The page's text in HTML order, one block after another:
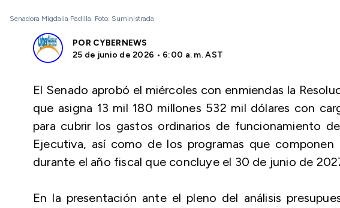
Senadora Migdalia Padilla. Foto: Suministrada
POR CYBERNEWS
25 de junio de 2026 • 6:00 a. m. AST
El Senado aprobó el miércoles con enmiendas la
que asigna 13 mil 180 millones 532 mil dólares con
para cubrir los gastos ordinarios de funcionamiento
Ejecutiva, así como de los programas que componen
durante el año fiscal que concluye el 30 de junio de
En la presentación ante el pleno del análisis